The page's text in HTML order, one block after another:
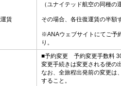
賃
（ユナイテッド航空の同種の
その場合、各往復運賃の半額
※ANAウェブサイトにてご予
り。
■予約変更 予約変更手数料
変更手続きは変更される便の
なお、全旅程出発前の変更は
すること。